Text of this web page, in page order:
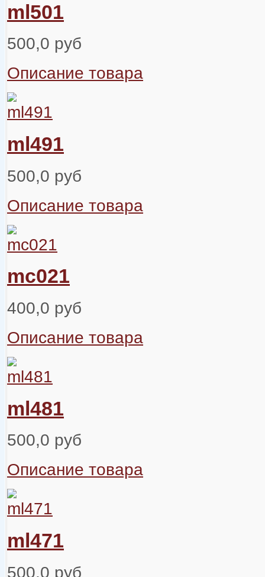
ml501
500,0 руб
Описание товара
ml491
500,0 руб
Описание товара
mc021
400,0 руб
Описание товара
ml481
500,0 руб
Описание товара
ml471
500,0 руб